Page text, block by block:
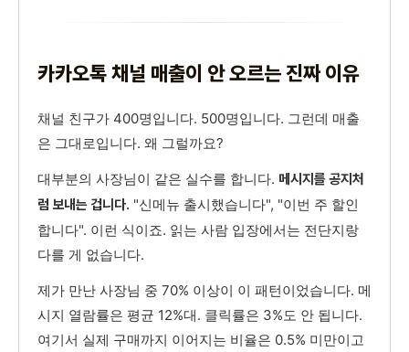
카카오톡 채널 매출이 안 오르는 진짜 이유
채널 친구가 400명입니다. 500명입니다. 그런데 매출
은 그대로입니다. 왜 그럴까요?
대부분의 사장님이 같은 실수를 합니다. 메시지를 공지처
럼 보내는 겁니다. "신메뉴 출시했습니다", "이번 주 할인
합니다". 이런 식이죠. 읽는 사람 입장에서는 전단지랑
다를 게 없습니다.
제가 만난 사장님 중 70% 이상이 이 패턴이었습니다. 메
시지 열람률은 평균 12%대. 클릭률은 3%도 안 됩니다.
여기서 실제 구매까지 이어지는 비율은 0.5% 미만이고